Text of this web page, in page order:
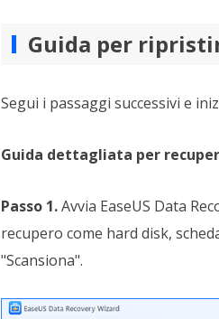
Guida per
Segui i passaggi successivi e
Guida dettagliata per
Passo 1.Avvia EaseUS Data
recupero come hard disk,
"Scansiona".